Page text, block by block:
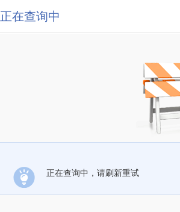
正在查询中
正在查询中，请刷新重试